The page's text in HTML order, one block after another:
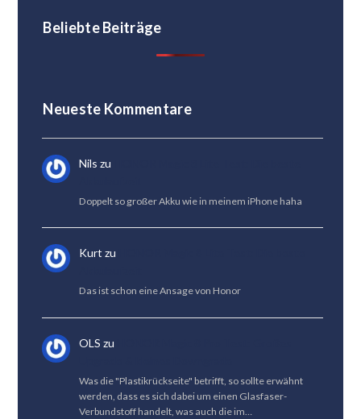
Beliebte Beiträge
Neueste Kommentare
Nils zu
Doppelt so großer Akku wie in meinem iPhone haha
Kurt zu
Das ist schon eine Ansage von Honor
OLS zu
Was die "Plastikrückseite" betrifft, so sollte erwähnt
werden, dass es sich dabei um einen Glasfaser-
Verbundstoff handelt, was auch die im…